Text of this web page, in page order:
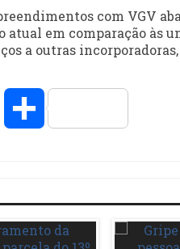
com VGV
em comparação às
a outras
Copy Compartilhar